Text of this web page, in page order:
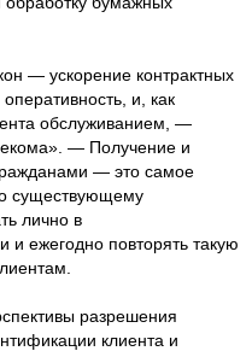
— ускорение контрактных
и, как
обслуживанием, —
— Получение и
— это самое
существующему
лично в
и ежегодно повторять такую
разрешения
клиента и